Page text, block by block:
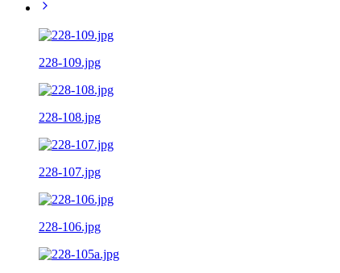
228-109.jpg
228-108.jpg
228-107.jpg
228-106.jpg